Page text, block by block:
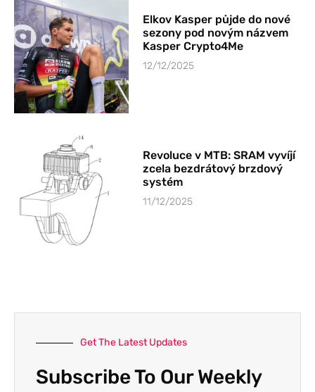
Elkov Kasper půjde do nové
sezony pod novým názvem
Kasper Crypto4Me
12/12/2025
Revoluce v MTB: SRAM vyvíjí
zcela bezdrátový brzdový
systém
11/12/2025
Get The Latest Updates
Subscribe To Our Weekly